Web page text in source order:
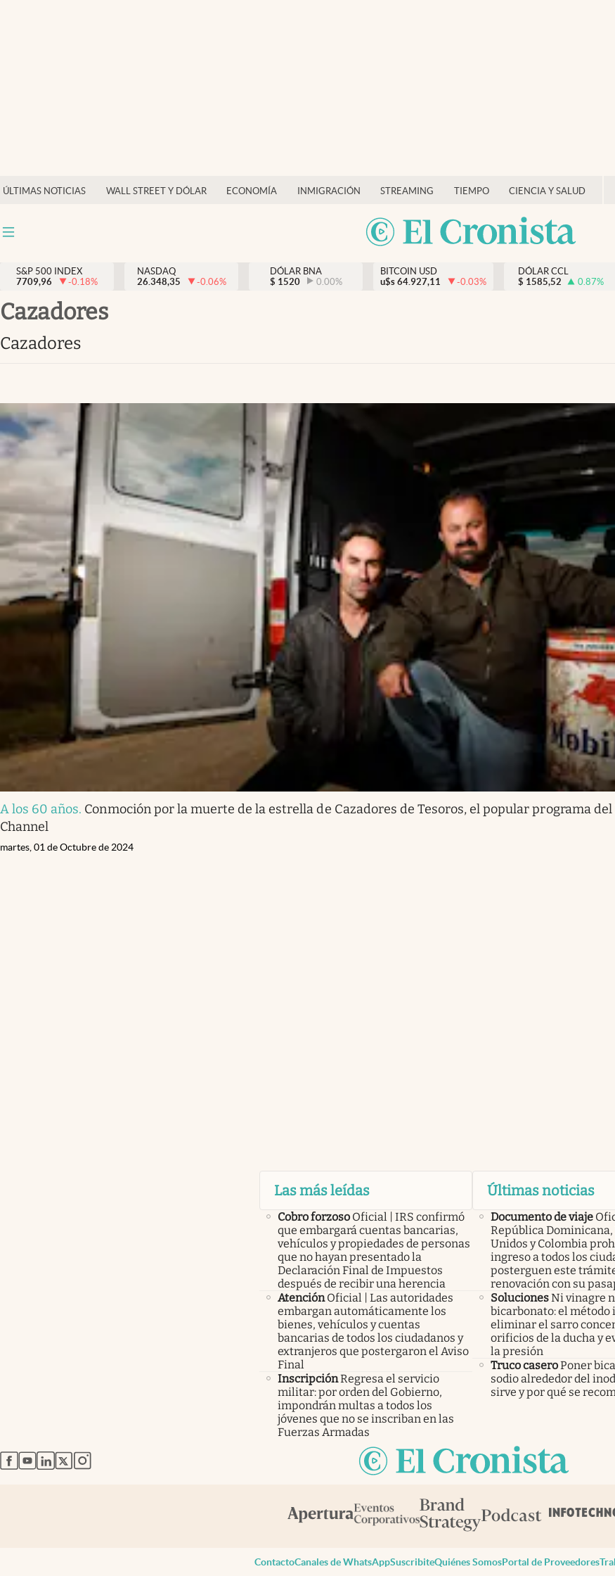
ÚLTIMAS NOTICIAS WALL STREET Y DÓLAR ECONOMÍA INMIGRACIÓN STREAMING TIEMPO CIENCIA Y SALUD
Tiempo
Streaming
Lifestyle
S&P 500 INDEX
7709,96
-0.18%
NASDAQ
26.348,35
-0.06%
DÓLAR BNA
$ 1520 0.00%
BITCOIN USD
u$s 64.927,11 -0.03%
DÓLAR CCL
$ 1585,52 0.87%
cazadores
cazadores
A los 60 años. Conmoción por la muerte de la estrella de Cazadores de Tesoros, el popular programa
Channel
martes, 01 de Octubre de 2024
Las más leídas
Cobro forzoso Oficial | IRS confirmó
que embargará cuentas bancarias,
vehículos y propiedades de personas
que no hayan presentado la
Declaración Final de Impuestos
después de recibir una herencia
Atención Oficial | Las autoridades
embargan automáticamente los
bienes, vehículos y cuentas
bancarias de todos los ciudadanos y
extranjeros que postergaron el Aviso
Final
InscripciónRegresa el servicio
militar: por orden del Gobierno,
impondrán multas a todos los
jóvenes que no se inscriban en las
Fuerzas Armadas
Últimas noticias
Documento de viaje
República Dominicana,
Unidos y Colombia
ingreso a todos los
posterguen este
renovación con su
SolucionesNi vinagre
bicarbonato: el método
eliminar el sarro
orificios de la ducha y
la presión
Truco caseroPoner
sodio alrededor del
sirve y por qué se
abre en nueva pestaña
abre en nueva pestaña
abre en nueva pestaña
abre en nueva pestaña
abre en nueva pestaña
ContactoCanales de WhatsAppSuscribiteQuiénes SomosPortal de Proveedores